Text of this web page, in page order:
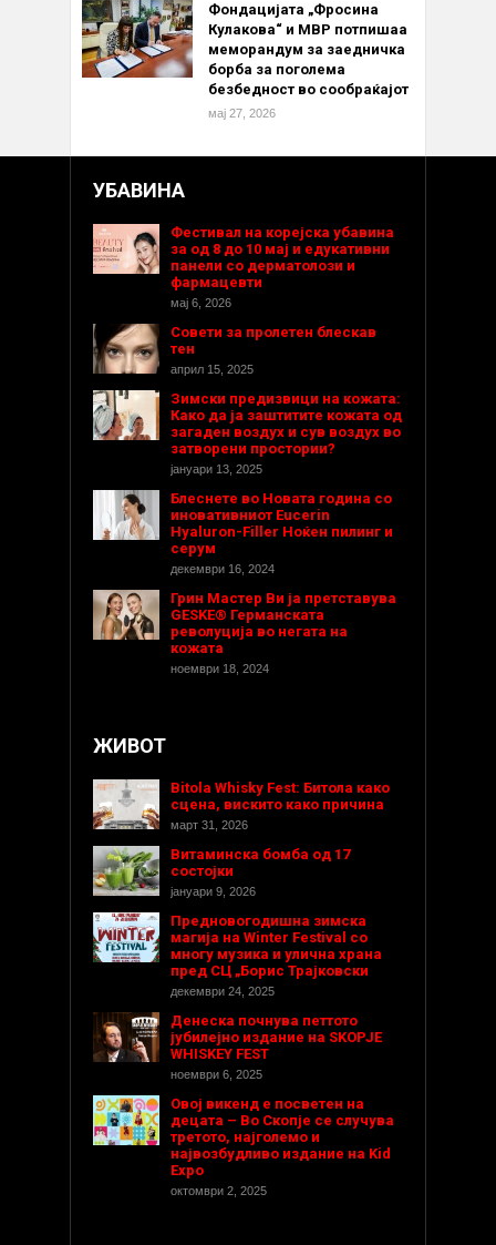
Фондацијата „Фросина
Кулакова“ и МВР потпишаа
меморандум за заедничка
борба за поголема
безбедност во сообраќајот
мај 27, 2026
УБАВИНА
Фестивал на корејска убавина
за од 8 до 10 мај и едукативни
панели со дерматолози и
фармацевти
мај 6, 2026
Совети за пролетен блескав
тен
април 15, 2025
Зимски предизвици на кожата:
Како да ја заштитите кожата од
загаден воздух и сув воздух во
затворени простории?
јануари 13, 2025
Блеснете во Новата година со
иновативниот Eucerin
Hyaluron-Filler Ноќен пилинг и
серум
декември 16, 2024
Грин Мастер Ви ја претставува
GESKE® Германската
револуција во негата на
кожата
ноември 18, 2024
ЖИВОТ
Bitola Whisky Fest: Битола како
сцена, вискито како причина
март 31, 2026
Витаминска бомба од 17
состојки
јануари 9, 2026
Предновогодишнa зимска
магија на Winter Festival со
многу музика и улична храна
пред СЦ „Борис Трајковски
декември 24, 2025
Денеска почнува петтото
јубилејно издание на SKOPJE
WHISKEY FEST
ноември 6, 2025
Овој викенд е посветен на
децата – Во Скопје се случува
третото, најголемо и
највозбудливо издание на Kid
Expo
октомври 2, 2025